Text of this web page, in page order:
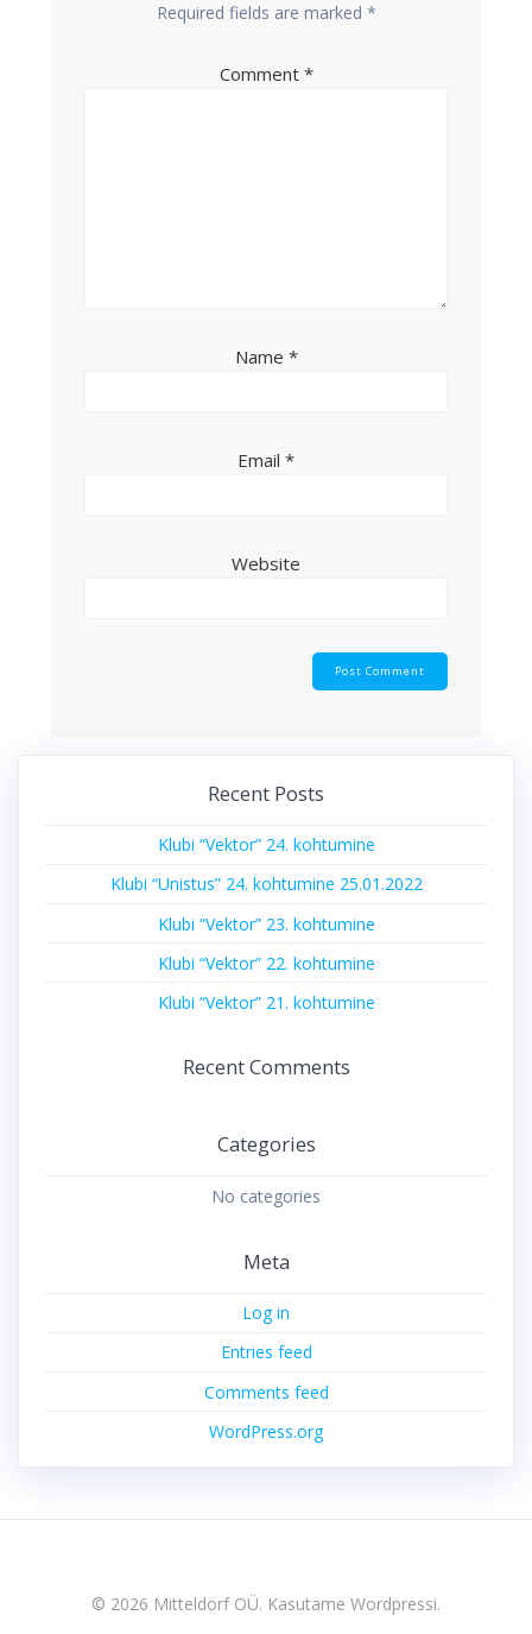
Required fields are marked *
Comment *
Name *
Email *
Website
Recent Posts
Klubi “Vektor” 24. kohtumine
Klubi “Unistus” 24. kohtumine 25.01.2022
Klubi “Vektor” 23. kohtumine
Klubi “Vektor” 22. kohtumine
Klubi “Vektor” 21. kohtumine
Recent Comments
Categories
No categories
Meta
Log in
Entries feed
Comments feed
WordPress.org
© 2026 Mitteldorf OÜ. Kasutame Wordpressi.